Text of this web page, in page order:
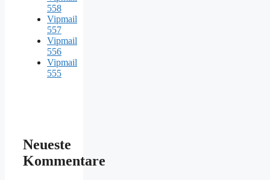
558
Vipmail
557
Vipmail
556
Vipmail
555
Neueste
Kommentare